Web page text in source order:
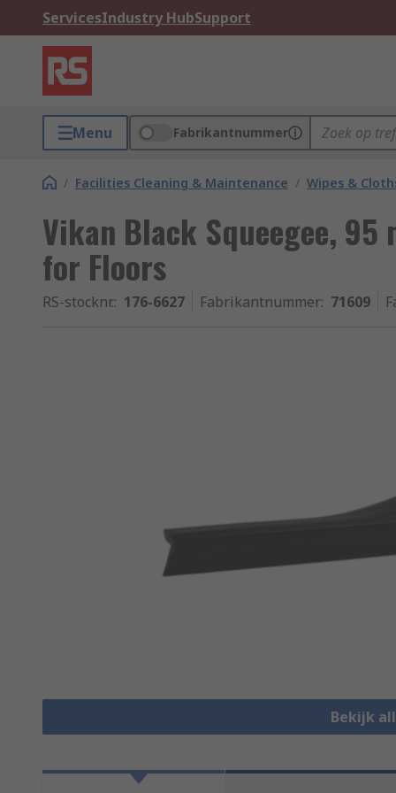
ServicesIndustry HubSupport
Menu Fabrikantnummer
/ Facilities Cleaning & Maintenance / Wipes &
Vikan Black Squeegee,
for Floors
RS-stocknr.: 176-6627 Fabrikantnummer: 71609
Bekijk